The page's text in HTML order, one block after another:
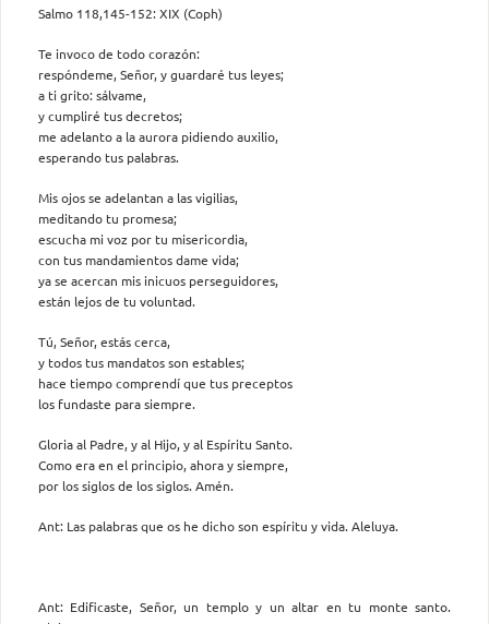
Salmo 118,145-152: XIX (Coph)
Te invoco de todo corazón:
respóndeme, Señor, y guardaré tus leyes;
a ti grito: sálvame,
y cumpliré tus decretos;
me adelanto a la aurora pidiendo auxilio,
esperando tus palabras.
Mis ojos se adelantan a las vigilias,
meditando tu promesa;
escucha mi voz por tu misericordia,
con tus mandamientos dame vida;
ya se acercan mis inicuos perseguidores,
están lejos de tu voluntad.
Tú, Señor, estás cerca,
y todos tus mandatos son estables;
hace tiempo comprendí que tus preceptos
los fundaste para siempre.
Gloria al Padre, y al Hijo, y al Espíritu Santo.
Como era en el principio, ahora y siempre,
por los siglos de los siglos. Amén.
Ant: Las palabras que os he dicho son espíritu y vida. Aleluya.
Ant: Edificaste, Señor, un templo y un altar en tu monte santo.